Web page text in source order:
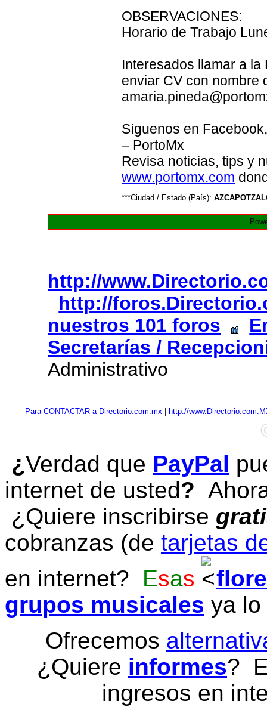
OBSERVACIONES:
Horario de Trabajo
Interesados llamar a
enviar CV con nombre
Síguenos en
– PortoMx
Revisa noticias, tips y
www.portomx.com
***Ciudad / Estado (País):
http://
http://
nuestros 101 foros
Secretarías /
Administrativo
Para CONTACTAR a Directorio.com.mx http://
¿Verdad que PayPal
internet de usted?
¿Quiere inscribirse
cobranzas (de tarjetas
en internet? Esas
grupos musicales ya
Ofrecemos
¿Quiere informes?
ingresos en